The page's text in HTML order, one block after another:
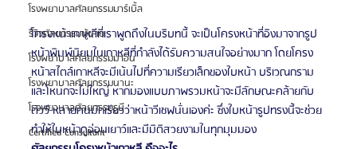
โรงพยาบาลศัลยกรรมมาร์เบิ้ล
รีวิวศัลยกรรมผู้ชาย
โรงพยาบาลศัลยกรรมมาอิน
โรงพยาบาลศัลยกรรมนานะ
โรงพยาบาลศัลยกรรมรูบี
Certified Consultant
โครงหน้าเกาหลีที่เราพูดถึงในบริบทนี้ จะเป็นโครงหน้าที่อิงมาจากรูป
หน้าพิมพ์นิยมในเกาหลีที่กำลังได้รับความสนใจอย่างมาก โดยโครง
หน้าสไตล์เกาหลีจะมีเน้นไปที่ความเรียวเล็กของใบหน้า บริเวณกราม
และโหนกจะไม่ใหญ่ หากมองแบบภาพรวมหน้าจะมีลักษณะคล้ายกับ
ตัววี หลายคนมักเรียวว่าหน้าวีเชฟนั่นเองค่ะ ซึ่งใบหน้ารูปทรงนี้จะช่วย
ทำให้ใบหน้าดูอ่อนเยาว์และมีมิติสวยงามในทุกมุมมอง